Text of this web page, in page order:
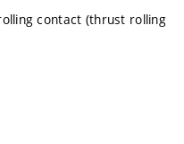
contact (thrust rolling